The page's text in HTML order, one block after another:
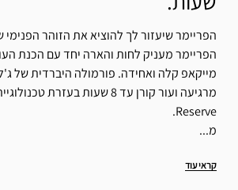
הפריימר שיעזור לך להוציא את הזוהר
הפריימר מעניק לחות והארה יחד עם הכנת
מייקאפ קלה ואחידה. פורמולה היברדית של
Reserve.
מ...
קראי עוד